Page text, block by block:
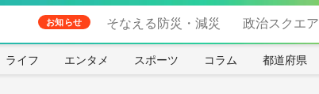
お知らせ そなえる防災・減災 政治スクエア
ライフ エンタメ スポーツ コラム 都道府県